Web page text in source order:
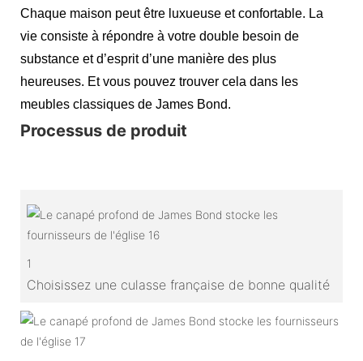
Chaque maison peut être luxueuse et confortable. La
vie consiste à répondre à votre double besoin de
substance et d’esprit d’une manière des plus
heureuses. Et vous pouvez trouver cela dans les
meubles classiques de James Bond.
Processus de produit
1
Choisissez une culasse française de bonne qualité